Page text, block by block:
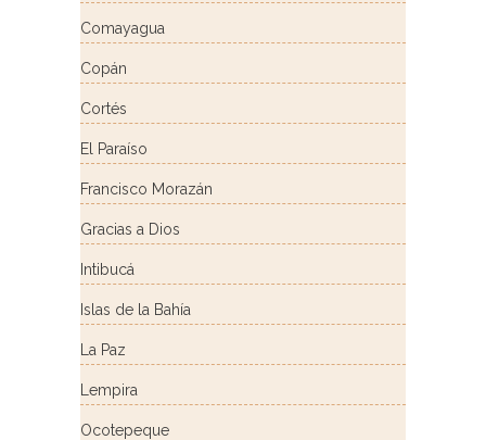
Comayagua
Copán
Cortés
El Paraíso
Francisco Morazán
Gracias a Dios
Intibucá
Islas de la Bahía
La Paz
Lempira
Ocotepeque